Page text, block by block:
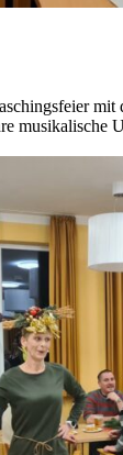
musikalische